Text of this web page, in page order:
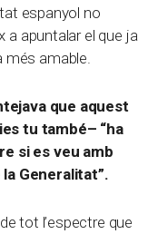
espanyol no
a apuntalar el que ja
més amable.
que aquest
tu també– “ha
si es veu amb
Generalitat”.
tot l’espectre que